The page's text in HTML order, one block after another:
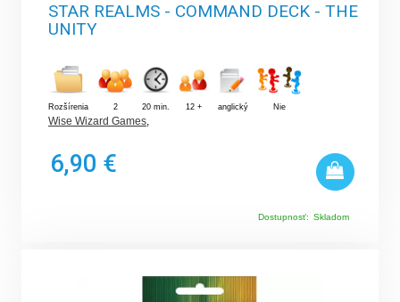
STAR REALMS - COMMAND DECK - THE
UNITY
Rozšírenia 2 20 min. 12 + anglický Nie
Wise Wizard Games
6,90 €
Dostupnosť: Skladom